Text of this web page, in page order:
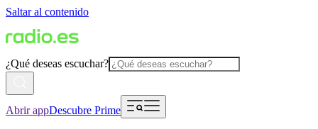
Saltar al contenido
¿Qué deseas escuchar?
Abrir appDescubre Prime